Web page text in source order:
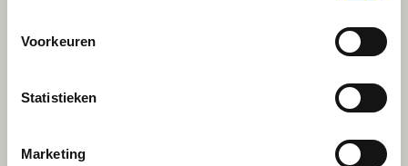
Voorkeuren
Statistieken
Marketing